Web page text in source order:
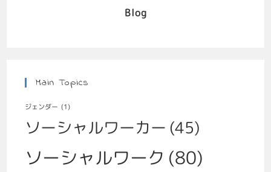
Blog
Main Topics
ジェンダー (1)
ソーシャルワーカー (45)
ソーシャルワーク (80)